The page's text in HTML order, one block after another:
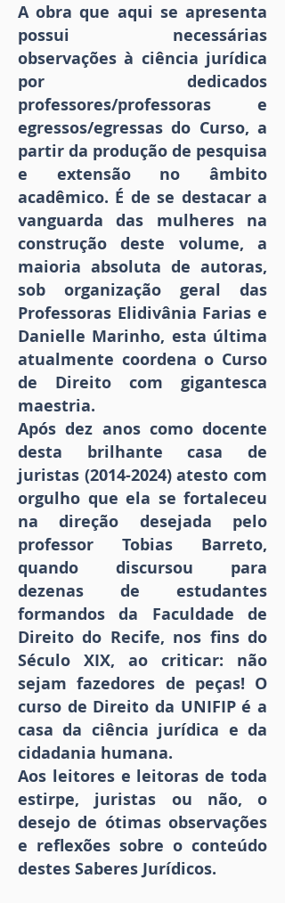
A obra que aqui se apresenta
possui necessárias
observações à ciência jurídica
por dedicados
professores/professoras e
egressos/egressas do Curso, a
partir da produção de pesquisa
e extensão no âmbito
acadêmico. É de se destacar a
vanguarda das mulheres na
construção deste volume, a
maioria absoluta de autoras,
sob organização geral das
Professoras Elidivânia Farias e
Danielle Marinho, esta última
atualmente coordena o Curso
de Direito com gigantesca
maestria.
Após dez anos como docente
desta brilhante casa de
juristas (2014-2024)atesto com
orgulho que ela se fortaleceu
na direção desejada pelo
professor Tobias Barreto,
quando discursou para
dezenas de estudantes
formandos da Faculdade de
Direito do Recife, nos fins do
Século XIX, ao criticar: não
sejam fazedores de peças! O
curso de Direito da UNIFIP é a
casa da ciência jurídica e da
cidadania humana.
Aos leitores e leitoras de toda
estirpe, juristas ou não, o
desejo de ótimas observações
e reflexões sobre o conteúdo
destes Saberes Jurídicos.